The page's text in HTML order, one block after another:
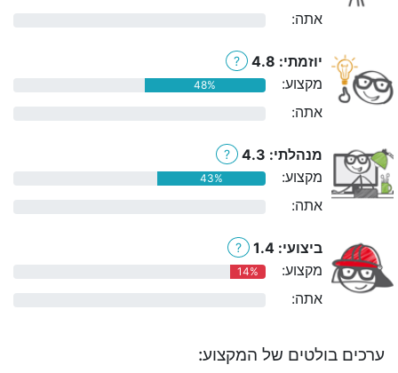
אתה:
יוזמתי: 4.8 ?
מקצוע: 48%
אתה:
מנהלתי: 4.3 ?
מקצוע: 43%
אתה:
ביצועי: 1.4 ?
מקצוע: 14%
אתה:
ערכים בולטים של המקצוע: